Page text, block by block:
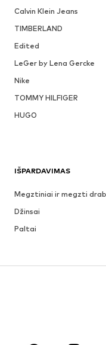
Calvin Klein Jeans
TIMBERLAND
Edited
LeGer by Lena Gercke
Nike
TOMMY HILFIGER
HUGO
IŠPARDAVIMAS
Megztiniai ir megzti
Džinsai
Paltai
Sijonai